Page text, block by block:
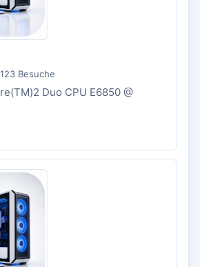
Besuche
Duo CPU E6850 @